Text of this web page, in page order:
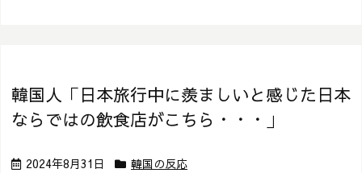
韓国人「日本旅行中に羨ましいと感じた日本
ならではの飲食店がこちら・・・」
2024年8月31日 韓国の反応